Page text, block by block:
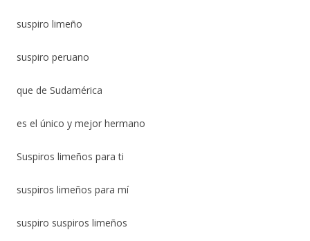
suspiro limeño
suspiro peruano
que de Sudamérica
es el único y mejor hermano
Suspiros limeños para ti
suspiros limeños para mí
suspiro suspiros limeños